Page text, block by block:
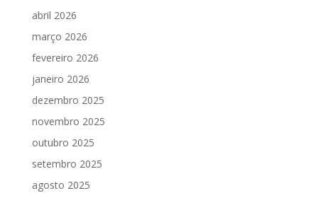
abril 2026
março 2026
fevereiro 2026
janeiro 2026
dezembro 2025
novembro 2025
outubro 2025
setembro 2025
agosto 2025